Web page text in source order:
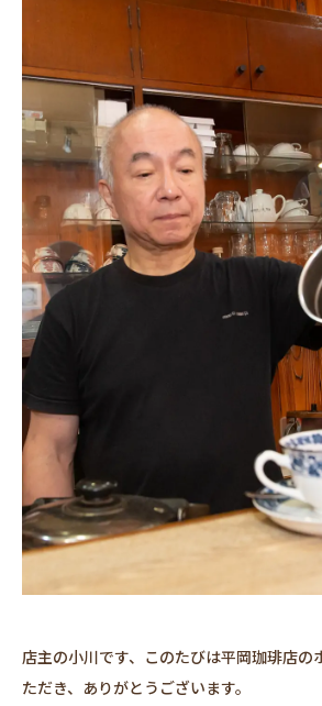
店主の小川です、このたびは平岡珈琲店の
ただき、ありがとうございます。